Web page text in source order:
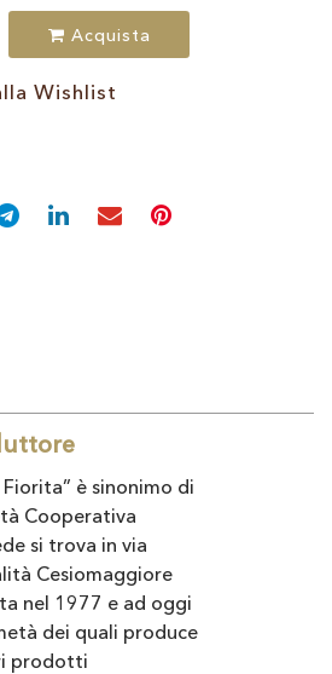
Acquista
Wishlist
è sinonimo di
Cooperativa
si trova in via
Cesiomaggiore
nel 1977 e ad oggi
dei quali produce
prodotti